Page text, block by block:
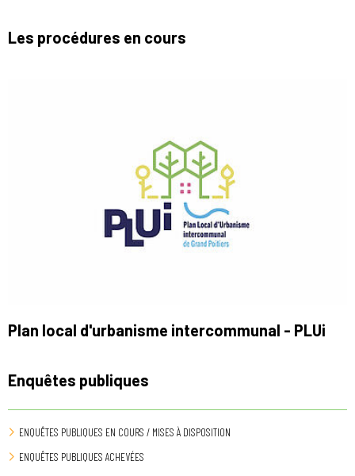
Les procédures en cours
Plan local d'urbanisme intercommunal - PLUi
Enquêtes publiques
ENQUÊTES PUBLIQUES EN COURS / MISES À DISPOSITION
ENQUÊTES PUBLIQUES ACHEVÉES